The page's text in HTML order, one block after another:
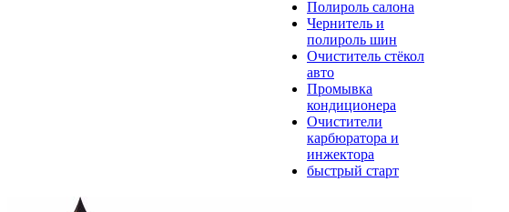
Полироль салона
Чернитель и
полироль шин
Очиститель стёкол
авто
Промывка
кондиционера
Очистители
карбюратора и
инжектора
быстрый старт